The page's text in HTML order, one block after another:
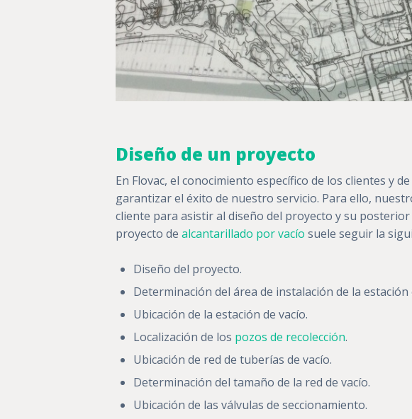
Diseño de un proyecto
En Flovac, el conocimiento específico de los clientes y
garantizar el éxito de nuestro servicio. Para ello,
cliente para asistir al diseño del proyecto y su
proyecto de alcantarillado por vacío suele seguir la
Diseño del proyecto.
Determinación del área de instalación de la estación
Ubicación de la estación de vacío.
Localización de los pozos de recolección.
Ubicación de red de tuberías de vacío.
Determinación del tamaño de la red de vacío.
Ubicación de las válvulas de seccionamiento.